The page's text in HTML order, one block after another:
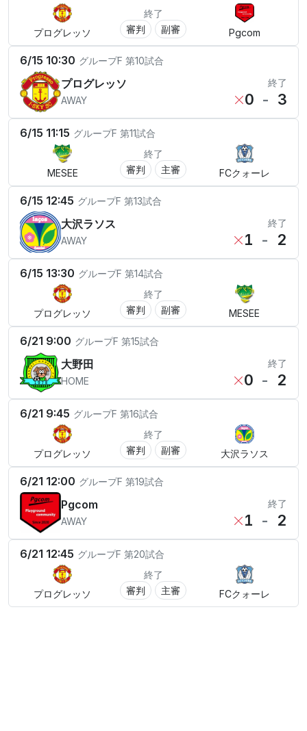
プログレッソ
終了
審判
副審 Pgcom
6/15 10:30 グループF 第10試合
プログレッソ
AWAY
終了
0 - 3
6/15 11:15 グループF 第11試合
MESEE
終了
審判
主審 FCクォーレ
6/15 12:45 グループF 第13試合
大沢ラソス
AWAY
終了
1 - 2
6/15 13:30 グループF 第14試合
プログレッソ
終了
審判
副審 MESEE
6/21 9:00 グループF 第15試合
大野田
HOME
終了
0 - 2
6/21 9:45 グループF 第16試合
プログレッソ
終了
審判
副審 大沢ラソス
6/21 12:00 グループF 第19試合
Pgcom
AWAY
終了
1 - 2
6/21 12:45 グループF 第20試合
プログレッソ
終了
審判
主審 FCクォーレ